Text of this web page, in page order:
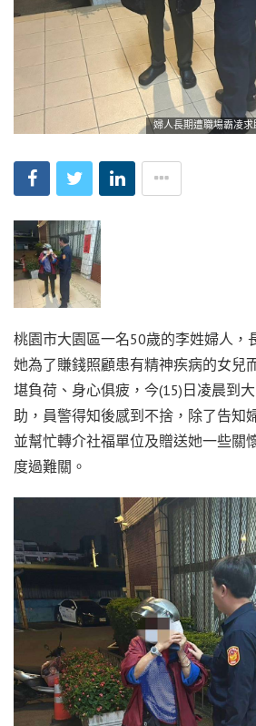
婦人長期遭職場霸凌
桃園市大園區一名50歲的李姓婦人，
她為了賺錢照顧患有精神疾病的女兒
堪負荷、身心俱疲，今(15)日凌晨到
助，員警得知後感到不捨，除了告知
並幫忙轉介社福單位及贈送她一些關
度過難關。